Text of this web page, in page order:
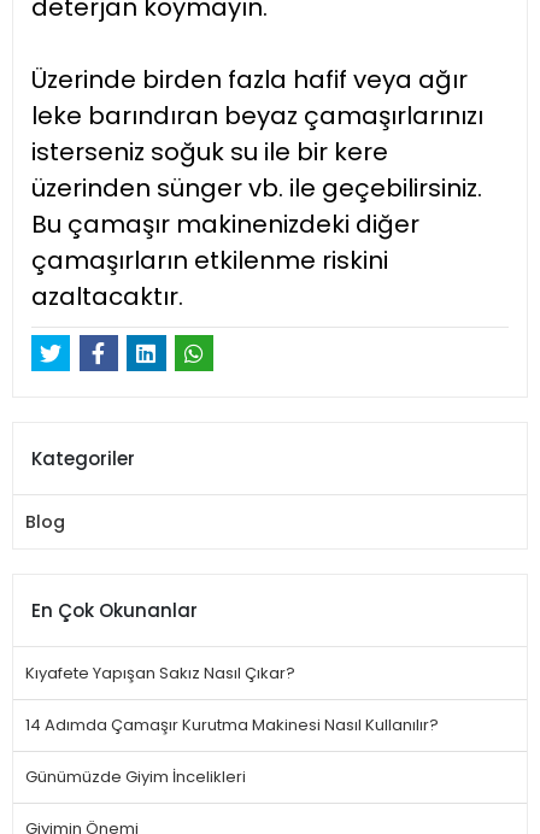
deterjan koymayın.
Üzerinde birden fazla hafif veya ağır
leke barındıran beyaz çamaşırlarınızı
isterseniz soğuk su ile bir kere
üzerinden sünger vb. ile geçebilirsiniz.
Bu çamaşır makinenizdeki diğer
çamaşırların etkilenme riskini
azaltacaktır.
Kategoriler
Blog
En Çok Okunanlar
Kıyafete Yapışan Sakız Nasıl Çıkar?
14 Adımda Çamaşır Kurutma Makinesi Nasıl Kullanılır?
Günümüzde Giyim İncelikleri
Giyimin Önemi